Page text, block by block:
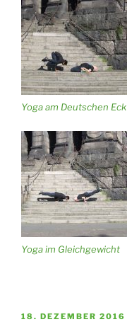
Yoga am Deutschen Eck
Yoga im Gleichgewicht
VERÖFFENTLICHT
18. DEZEMBER 2016